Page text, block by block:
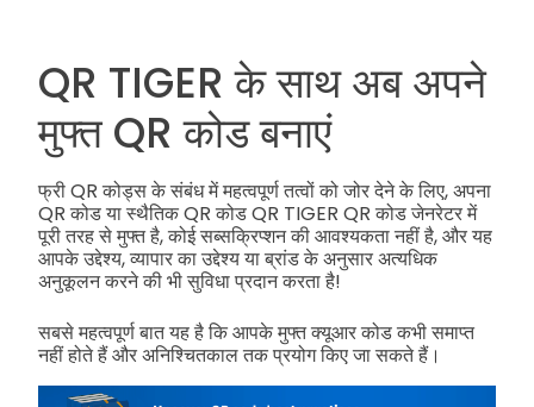
QR TIGER के साथ अब अपने
मुफ्त QR कोड बनाएं
फ्री QR कोड्स के संबंध में महत्वपूर्ण तत्वों को जोर देने के लिए, अपना
QR कोड या स्थैतिक QR कोड QR TIGER QR कोड जेनरेटर में
पूरी तरह से मुफ्त है, कोई सब्सक्रिप्शन की आवश्यकता नहीं है, और यह
आपके उद्देश्य, व्यापार का उद्देश्य या ब्रांड के अनुसार अत्यधिक
अनुकूलन करने की भी सुविधा प्रदान करता है!
सबसे महत्वपूर्ण बात यह है कि आपके मुफ्त क्यूआर कोड कभी समाप्त
नहीं होते हैं और अनिश्चितकाल तक प्रयोग किए जा सकते हैं।